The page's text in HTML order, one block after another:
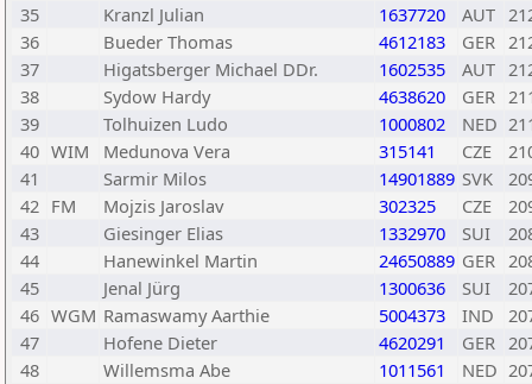
35
Kranzl Julian 1637720 AUT
36
Bueder Thomas 4612183 GER
37
Higatsberger Michael DDr. 1602535 AUT
38
Sydow Hardy 4638620 GER
39
Tolhuizen Ludo 1000802 NED
40 WIM Medunova Vera 315141 CZE
41
Sarmir Milos 14901889 SVK
42 FM Mojzis Jaroslav 302325 CZE
43
Giesinger Elias 1332970 SUI
44
Hanewinkel Martin 24650889 GER
45
Jenal Jürg 1300636 SUI
46 WGM Ramaswamy Aarthie 5004373 IND
47
Hofene Dieter 4620291 GER
48
Willemsma Abe 1011561 NED